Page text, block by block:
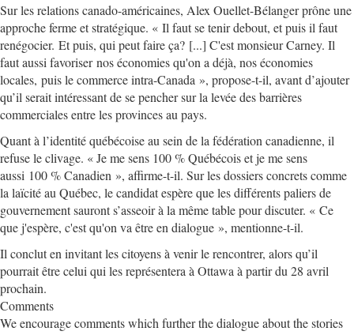
Sur les relations canado-américaines, Alex Ouellet-Bélanger prône une
approche ferme et stratégique. « Il faut se tenir debout, et puis il faut
renégocier. Et puis, qui peut faire ça? [...] C'est monsieur Carney. Il
faut aussi favoriser nos économies qu'on a déjà, nos économies
locales, puis le commerce intra-Canada », propose-t-il, avant d’ajouter
qu’il serait intéressant de se pencher sur la levée des barrières
commerciales entre les provinces au pays.
Quant à l’identité québécoise au sein de la fédération canadienne, il
refuse le clivage. « Je me sens 100 % Québécois et je me sens
aussi 100 % Canadien », affirme-t-il. Sur les dossiers concrets comme
la laïcité au Québec, le candidat espère que les différents paliers de
gouvernement sauront s’asseoir à la même table pour discuter. « Ce
que j'espère, c'est qu'on va être en dialogue », mentionne-t-il.
Il conclut en invitant les citoyens à venir le rencontrer, alors qu’il
pourrait être celui qui les représentera à Ottawa à partir du 28 avril
prochain.
Comments
We encourage comments which further the dialogue about the stories